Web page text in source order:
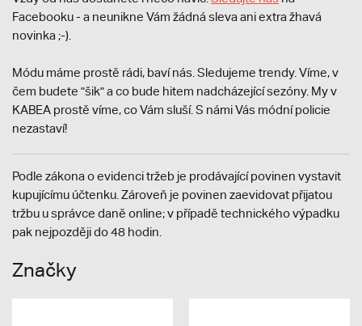
Facebooku - a neunikne Vám žádná sleva ani extra žhavá
novinka ;-).
Módu máme prostě rádi, baví nás. Sledujeme trendy. Víme, v
čem budete "šik" a co bude hitem nadcházející sezóny. My v
KABEA prostě víme, co Vám sluší. S námi Vás módní policie
nezastaví!
Podle zákona o evidenci tržeb je prodávající povinen vystavit
kupujícímu účtenku. Zároveň je povinen zaevidovat přijatou
tržbu u správce daně online; v případě technického výpadku
pak nejpozději do 48 hodin.
Značky